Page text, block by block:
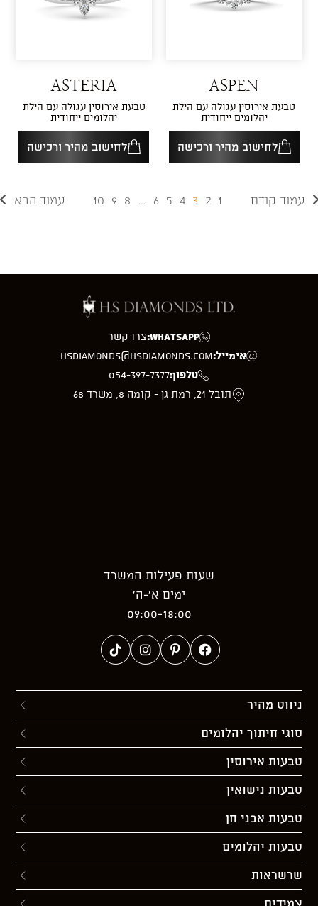
ASPEN
טבעת אירוסין עגולה עם הילת
יהלומים ייחודית
לחישוב מהיר ורכישה
ASTERIA
טבעת אירוסין עגולה עם הילת
יהלומים ייחודית
לחישוב מהיר ורכישה
2
3
4
5
6
8
9
10
WhatsApp: צרו קשר
אימייל:hsdiamonds@hsdiamonds.com
טלפון:054-397-7377
תובל 21, רמת גן - קומה 8, משרד 68
שעות פעילות המשרד
ימים א’-ה’
09:00-18:00
ניווט מהיר
סוגי חיתוך יהלומים
טבעות אירוסין
טבעות נישואין
טבעות אבני חן
טבעות יהלומים
שרשראות
צמידים